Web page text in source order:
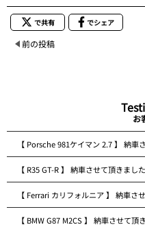
で共有 でシェア
前の投稿
お
【 Porsche 981ケイマン 2.7 】 納車
【 R35 GT-R 】 納車させて頂きました
【 Ferrari カリフォルニア 】 納車さ
【 BMW G87 M2CS 】 納車させて頂